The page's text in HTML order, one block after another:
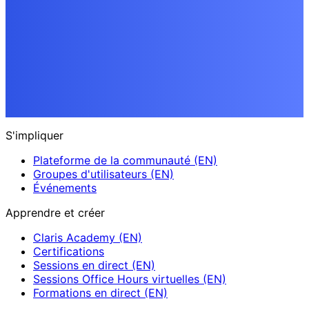
S'impliquer
Plateforme de la communauté (EN)
Groupes d'utilisateurs (EN)
Événements
Apprendre et créer
Claris Academy (EN)
Certifications
Sessions en direct (EN)
Sessions Office Hours virtuelles (EN)
Formations en direct (EN)